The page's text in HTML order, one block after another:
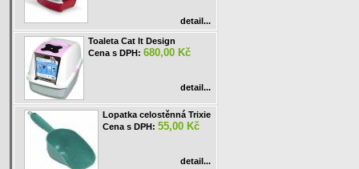
detail...
Toaleta Cat It Design
Cena s DPH: 680,00 Kč
detail...
Lopatka celostěnná Trixie
Cena s DPH: 55,00 Kč
detail...